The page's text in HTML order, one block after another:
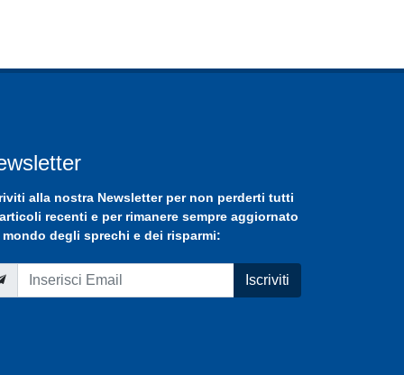
alla nostra Newsletterper non perderti tutti
recenti e per rimanere sempre aggiornato
degli sprechi e dei risparmi:
Iscriviti